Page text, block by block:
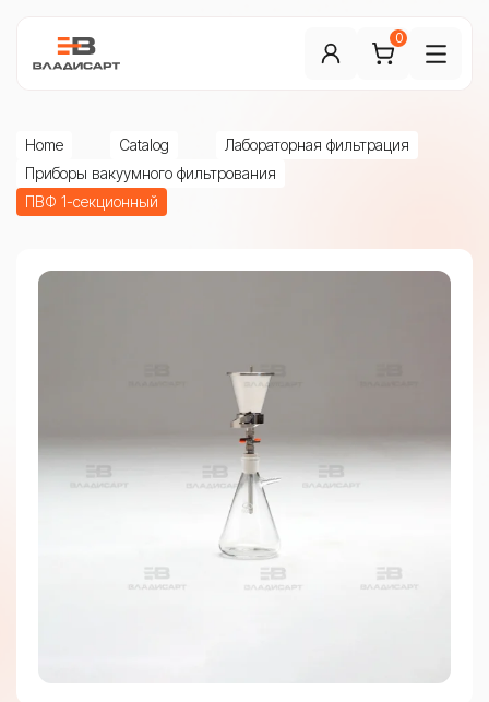
0
Home Catalog
Лабораторная фильтрация
Приборы вакуумного фильтрования
ПВФ 1-секционный